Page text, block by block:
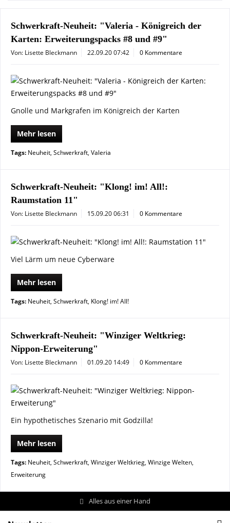
Schwerkraft-Neuheit: "Valeria - Königreich der
Karten: Erweiterungspacks #8 und #9"
Von: Lisette Bleckmann 22.09.20 07:42 0 Kommentare
Gnolle und Markgrafen im Königreich der Karten
Mehr lesen
Tags: Neuheit, Schwerkraft, Valeria
Schwerkraft-Neuheit: "Klong! im! All!:
Raumstation 11"
Von: Lisette Bleckmann 15.09.20 06:31 0 Kommentare
Viel Lärm um neue Cyberware
Mehr lesen
Tags: Neuheit, Schwerkraft, Klong! im! All!
Schwerkraft-Neuheit: "Winziger Weltkrieg:
Nippon-Erweiterung"
Von: Lisette Bleckmann 01.09.20 14:49 0 Kommentare
Ein hypothetisches Szenario mit Godzilla!
Mehr lesen
Tags: Neuheit, Schwerkraft, Winziger Weltkrieg, Winzige Welten,
Erweiterung
Alles aus einer Hand